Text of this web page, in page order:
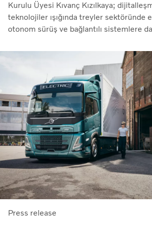
Kurulu Üyesi Kıvanç Kızılkaya;
teknolojiler ışığında treyler sektöründe
otonom sürüş ve bağlantılı sistemlere
Press release